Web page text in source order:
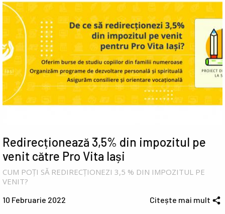
Redirecționează 3,5% din impozitul pe
venit către Pro Vita Iași
CUM POȚI SĂ REDIRECȚIONEZI 3,5 % DIN IMPOZITUL PE
VENIT?
10 Februarie 2022 Citește mai mult